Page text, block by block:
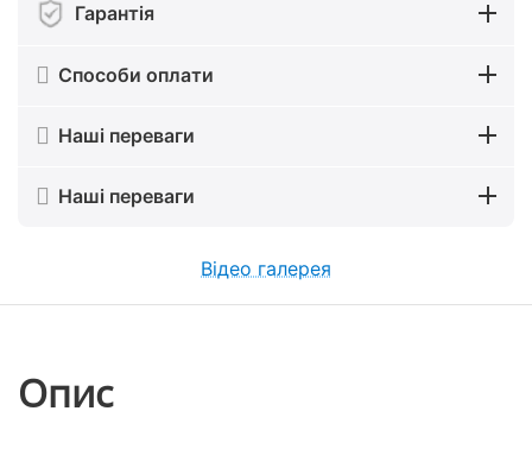
Гарантія
Способи оплати
Наші переваги
Наші переваги
Відео галерея
Опис